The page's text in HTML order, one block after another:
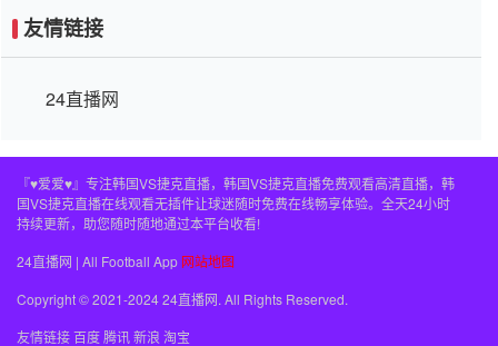
友情链接
24直播网
『♥爱爱♥』专注韩国VS捷克直播，韩国VS捷克直播免费观看高清直播，韩
国VS捷克直播在线观看无插件让球迷随时免费在线畅享体验。全天24小时
持续更新，助您随时随地通过本平台收看!
24直播网 | All Football App 网站地图
Copyright © 2021-2024 24直播网. All Rights Reserved.
友情链接百度腾讯新浪 淘宝